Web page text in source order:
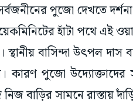
পুজো দেখতে
হাঁটা পথে এই
বাসিন্দা উৎপল দাস
পুজো উদ্যোক্তাদের
বাড়ির সামনে রাস্তায়